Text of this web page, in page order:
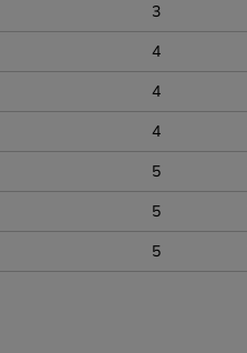
3
4
4
4
5
5
5